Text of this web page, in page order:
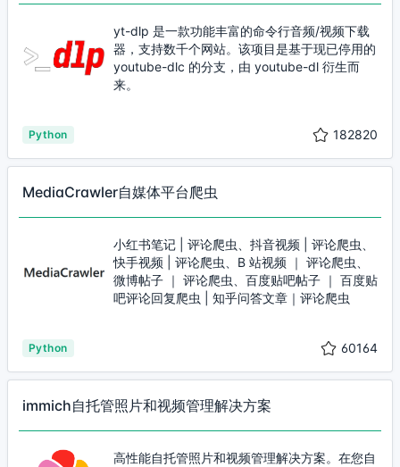
yt-dlp 是一款功能丰富的命令行音频/视频下载
器，支持数千个网站。该项目是基于现已停用的
youtube-dlc 的分支，由 youtube-dl 衍生而
来。
Python 182820
MediaCrawler自媒体平台爬虫
小红书笔记 | 评论爬虫、抖音视频 | 评论爬虫、
快手视频 | 评论爬虫、B 站视频 ｜ 评论爬虫、
微博帖子 ｜ 评论爬虫、百度贴吧帖子 ｜ 百度贴
吧评论回复爬虫 | 知乎问答文章｜评论爬虫
Python 60164
immich自托管照片和视频管理解决方案
高性能自托管照片和视频管理解决方案。在您自